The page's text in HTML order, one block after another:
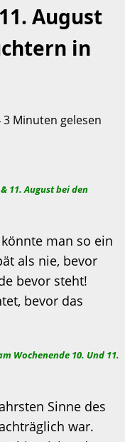
August
in
3 Minuten gelesen
11. August bei den
man so ein
als nie, bevor
bevor steht!
bevor das
Wochenende 10. Und 11.
Sinne des
war.